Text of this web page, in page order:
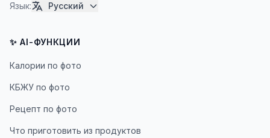
Язык: Русский
✨ AI-ФУНКЦИИ
Калории по фото
КБЖУ по фото
Рецепт по фото
Что приготовить из продуктов